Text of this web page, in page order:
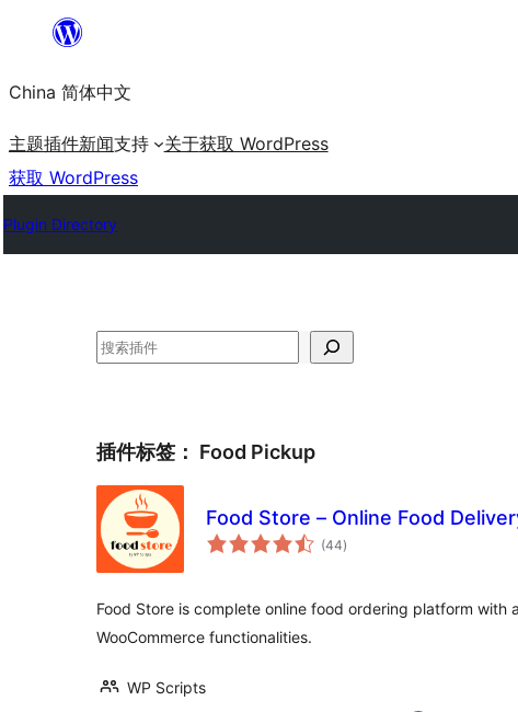
内
容
China 简体中文
主题插件新闻支持 关于获取 WordPress
获取 WordPress
Plugin Directory
搜
插件标签： Food Pickup
Food Store – Online Food
(44总
评)
Food Store is complete online food ordering platform with
WooCommerce functionalities.
WP Scripts